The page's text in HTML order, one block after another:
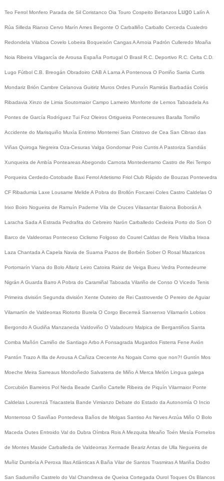
Teo Ferrol Monfero Parada de Sil Coristanco Oia Touro Cospeito Betanzos Lugo Lalín A
Rúa Silleda Rianxo Cervo Marín Ames Begonte O Carballiño Carballo Cerceda Cualedro
Redondela Vilaboa Covelo Lobeira Boqueixón CangasA Arnoia Padrón Culleredo Moaña
Noia Ribeira Vilagarcía de Arousa España Portugal O Brasil R.C. Deportivo R.C. Celta C.D.
Lugo Fútbol C.B. Breogán Obradoiro CAB A Lama A Pontenova O Porriño Sarria Curtis
Mondariz Brión Cambre Celanova Guitiriz Muros Ordes Punxín Ramirás Barbadás Coirós
Ribadavia Xinzo de Limia Soutomaior Campo Lameiro Monforte de Lemos Taboadela As
Pontes de García Rodríguez Tui Foz Oleiros Ortigueira Pontecesures Baralla Tomiño
Accidente do Marisquiño Muxía Entrimo Monterrei San Cristovo de Cea San Cibrao das
Viñas Quiroga Negreira Oza-Cesuras Valga Gondomar Poio CuntisA Pastoriza Sandiás
Xunqueira de Ambía PonteareasAbegondo Carnota Montederramo Castro de Rei Tempo
Porqueira Cerdedo-Cotobade Baxi FerrolAtletismo Friol Club Rápido de Bouzas Pontevedra
CF Ribadumia Laxe Lousame Melide A Pobra do Brollón Forcarei Coles Castro Caldelas O
Irixo Boiro Nogueira de Ramuín Paderne Vila de Cruces Vilasantar Baiona BoborásA
Laracha Sada A Estrada Pedrafita do Cebreiro Narón Carballedo Cedeira Porto do Son O
Barco de Valdeorras Ponteceso Ciclismo Folgoso do Courel Caldas de Reis Vilalba Irixoa
Laza Chantada A Capela Navia de Suarna Pazos de Borbén Sober O Rosal Mazaricos
Portomarín Viana do Bolo Allariz Leiro Catoira Rairiz de Veiga Bueu Vedra Pontedeume
Nigrán A Guarda Barro A Pobra do Caramiñal Taboada Vilariño de Conso O Vicedo Tenis
Primeira división Segunda división Xente Outeiro de Rei Castroverde O Pereiro de Aguiar
Vilamartín de Valdeorras Riotorto Burela O Corgo Becerreá Sanxenxo Vilamarín Lobios
Bergondo A Gudiña Manzaneda Valdoviño O Valadouro Malpica de Bergantiños Santa
Comba Mañón Camiño de Santiago Arbo A Fonsagrada Mugardos Fisterra Fene Avión
Pantón Trazo A Illa de Arousa A Cañiza Crecente As Nogais Como que non?! Guntín Mos
Moeche Meira Sarreaus Mondoñedo Salvaterra de Miño A Merca Melón Lingua galega
Corcubión Barreiros Pol Neda Beade Cariño Cartelle Ribeira de Piquín Vilarmaior Ponte
Caldelas Lourenzá Triacastela Bande Vimianzo Debate do Estado da Autonomía O Incio
Monterroso O Saviñao Pontedeva Baños de Molgas Santiso As NevesArzúa Miño O Bolo
Maceda Outes Entroido Val do Dubra Oímbra RoisA Mezquita Meaño Toén Mesía Fornelos
de Montes Maside Carballeda de Valdeorras Xermade BearizAntas de Ulla Negueira de
Muñiz Dumbría A Peroxa Illas AtlánticasA Baña Vilar de Santos TrasmirasA Mariña Dodro
San Sadurniño Castrelo do Val Chandrexa de Queixa Cortegada Ourol Toques Os Blancos